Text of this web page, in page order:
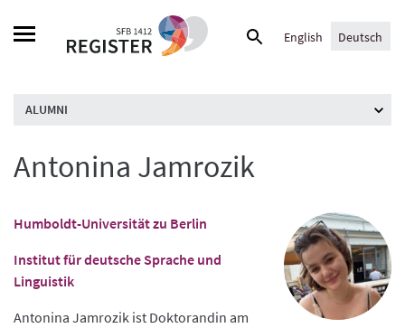
Suche
English Deutsch
ALUMNI
Antonina Jamrozik
Humboldt-Universität zu Berlin
Institut für deutsche Sprache und
Linguistik
Antonina Jamrozik ist Doktorandin am